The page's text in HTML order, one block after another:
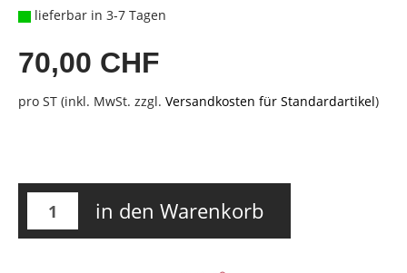
lieferbar in 3-7 Tagen
70,00 CHF
pro ST (inkl. MwSt. zzgl. Versandkosten für Standardartikel)
in den Warenkorb